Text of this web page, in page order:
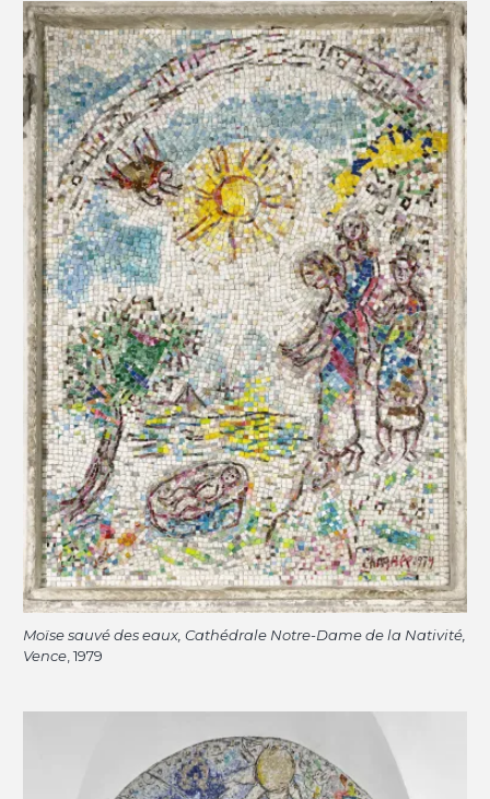
Moïse sauvé des eaux, Cathédrale Notre-Dame de la Nativité,
Vence, 1979